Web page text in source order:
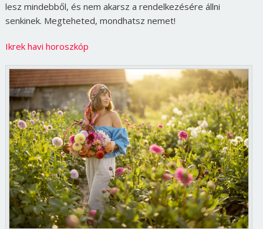
lesz mindebből, és nem akarsz a rendelkezésére állni
senkinek. Megteheted, mondhatsz nemet!
Ikrek havi horoszkóp